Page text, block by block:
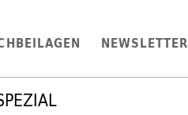
NEWSLETTER